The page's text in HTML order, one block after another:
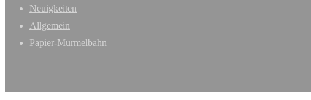
Neuigkeiten
Allgemein
Papier-Murmelbahn